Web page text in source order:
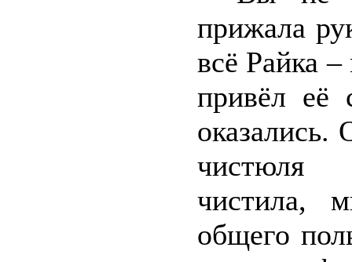
прижала
всё Райка
привёл её
оказались.
чистюля
чистила,
общего